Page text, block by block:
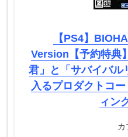
【PS4】
Version【予約特典
君」と「サバイバル
入るプロダクトコ
ィン
カ